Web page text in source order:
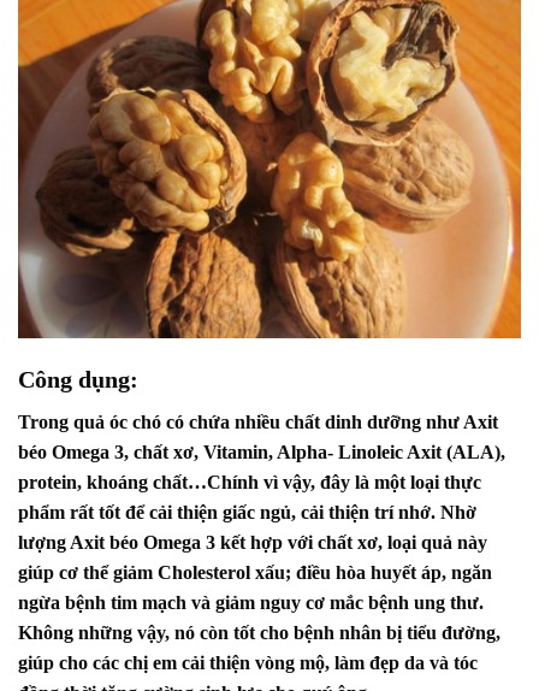
Công dụng:
Trong quả óc chó có chứa nhiều chất dinh dưỡng như Axit
béo Omega 3, chất xơ, Vitamin, Alpha- Linoleic Axit (ALA),
protein, khoáng chất…Chính vì vậy, đây là một loại thực
phẩm rất tốt để cải thiện giấc ngủ, cải thiện trí nhớ. Nhờ
lượng Axit béo Omega 3 kết hợp với chất xơ, loại quả này
giúp cơ thể giảm Cholesterol xấu; điều hòa huyết áp, ngăn
ngừa bệnh tim mạch và giảm nguy cơ mắc bệnh ung thư.
Không những vậy, nó còn tốt cho bệnh nhân bị tiểu đường,
giúp cho các chị em cải thiện vòng mộ, làm đẹp da và tóc